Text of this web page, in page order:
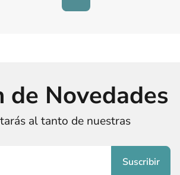
de Novedades
al tanto de nuestras